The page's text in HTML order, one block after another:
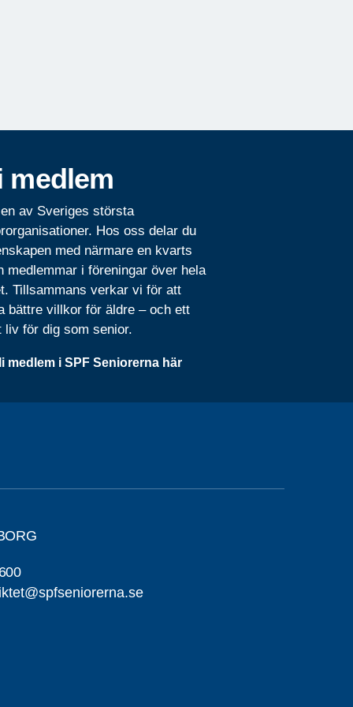
medlem
av Sveriges största
Hos oss delar du
med närmare en kvarts
medlemmar i föreningar över hela
Tillsammans verkar vi för att
bättre villkor för äldre – och ett
liv för dig som senior.
medlem i SPF Seniorerna här